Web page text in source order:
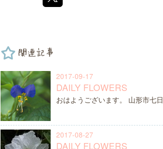
関連記事
2017-09-17
DAILY FLOWERS
おはようございます。 山形市七
2017-08-27
DAILY FLOWERS